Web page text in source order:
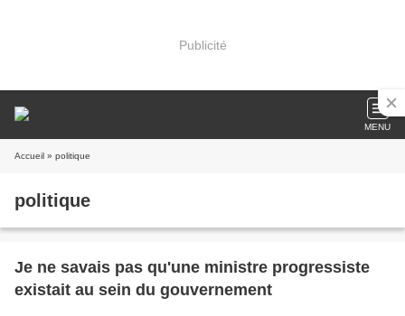
Publicité
MENU
Accueil » politique
politique
Je ne savais pas qu'une ministre progressiste
existait au sein du gouvernement